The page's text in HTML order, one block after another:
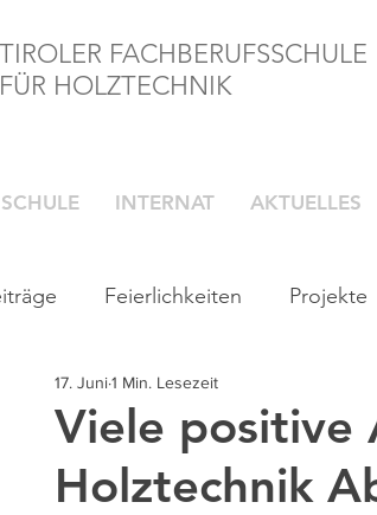
TIROLER FACHBERUFSSCHULE
FÜR HOLZTECHNIK
SCHULE INTERNAT AKTUELLES
Feierlichkeiten Projekte
Viele positive
Holztechnik
17. Juni1 Min. Lesezeit